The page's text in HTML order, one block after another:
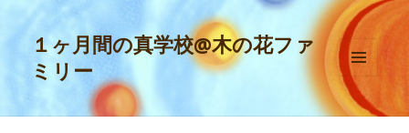
１ヶ月間の真学校@木の花ファ
ミリー
メニュ
ーとウ
ィジェ